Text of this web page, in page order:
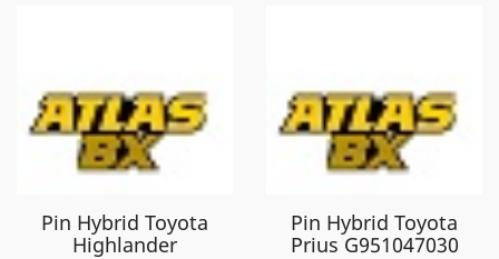
Công ty được thành lập bởi Toyoda Kiichiro vào năm
1937, như một công ty con của công ty Toyota
Industries của cha mình để tạo ra ô tô.
Ắc quy cho xe Toyota:
Pin Hybrid Toyota
Highlander
Pin Hybrid Toyota
Prius G951047030